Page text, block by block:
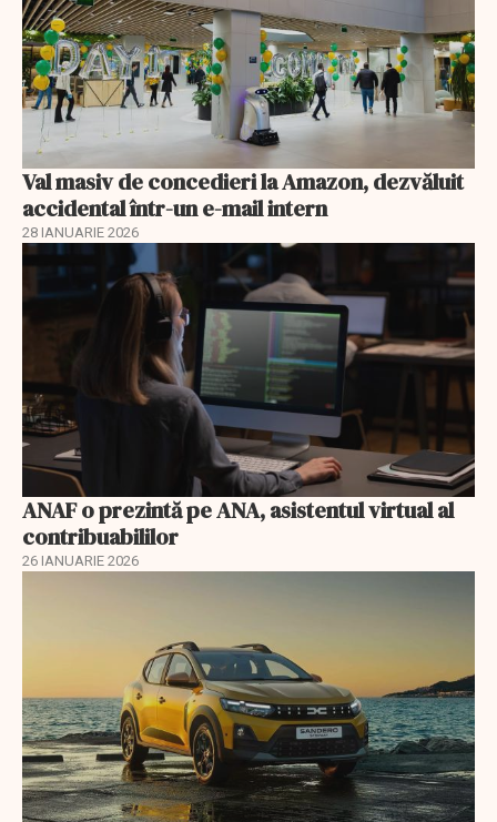
Val masiv de concedieri la Amazon, dezvăluit
accidental într-un e-mail intern
28 IANUARIE 2026
ANAF o prezintă pe ANA, asistentul virtual al
contribuabililor
26 IANUARIE 2026